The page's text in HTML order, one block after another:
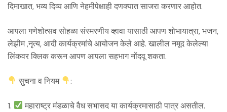
दिमाखात, भव्य दिव्य आणि नेहमीपेक्षाही दणक्यात साजरा करणार आहोत.
आपला गणेशोत्सव सोहळा संस्मरणीय व्हावा यासाठी आपण शोभायात्रा, भजन,
लेझीम ,नृत्य, आदी कार्यक्रमांचे आयोजन केले आहे. खालील नमूद केलेल्या
लिंकवर क्लिक करून आपण आपला सहभाग नोंदवू शकता.
सुचना व नियम :
1.
महाराष्ट्र मंडळाचे वैध सभासद या कार्यक्रमासाठी पात्र असतील.